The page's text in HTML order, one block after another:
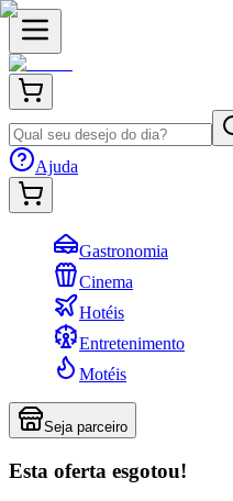
Ajuda
Gastronomia
Cinema
Hotéis
Entretenimento
Motéis
Seja parceiro
Esta oferta esgotou!